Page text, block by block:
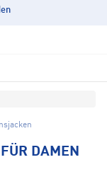
DAMEN